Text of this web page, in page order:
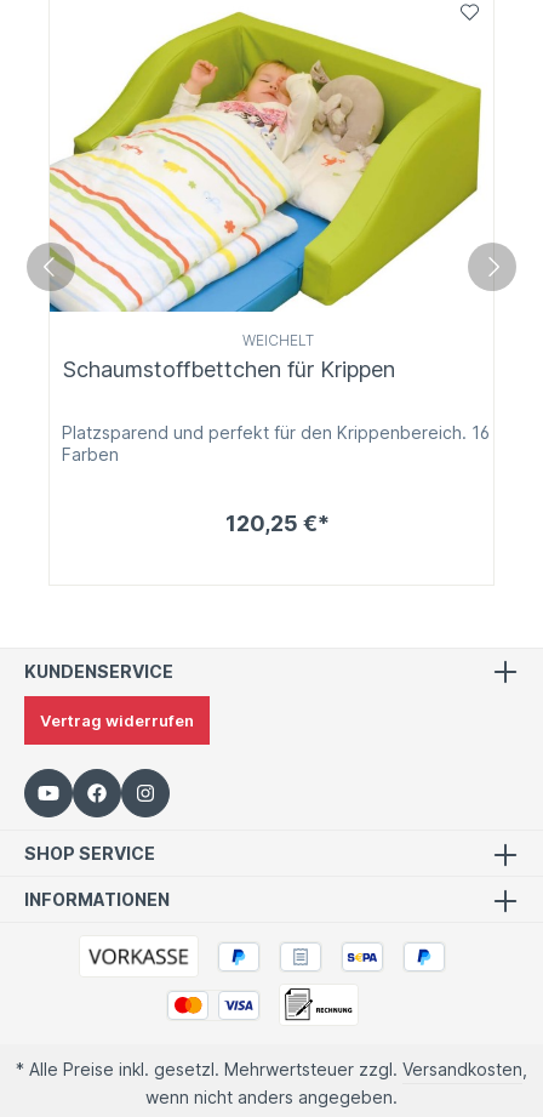
WEICHELT
Schaumstoffbettchen für Krippen
Platzsparend und perfekt für den Krippenbereich. 16
Farben
120,25 €*
KUNDENSERVICE
Vertrag widerrufen
SHOP SERVICE
INFORMATIONEN
* Alle Preise inkl. gesetzl. Mehrwertsteuer zzgl. Versandkosten
wenn nicht anders angegeben.